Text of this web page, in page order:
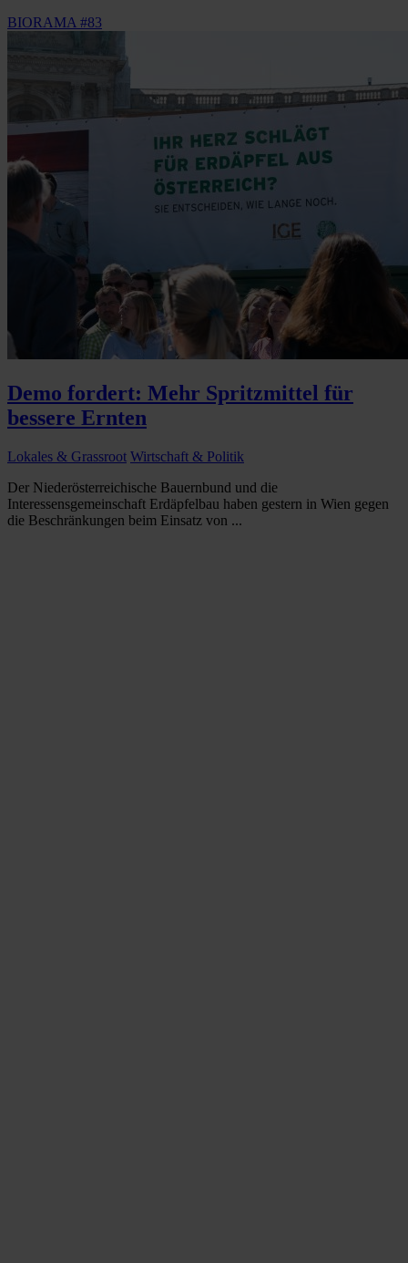
BIORAMA #83
Demo fordert: Mehr Spritzmittel für
bessere Ernten
Lokales & Grassroot Wirtschaft & Politik
Der Niederösterreichische Bauernbund und die
Interessensgemeinschaft Erdäpfelbau haben gestern in Wien gegen
die Beschränkungen beim Einsatz von ...